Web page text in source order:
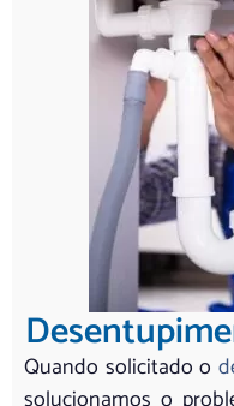
Quando solicitado o